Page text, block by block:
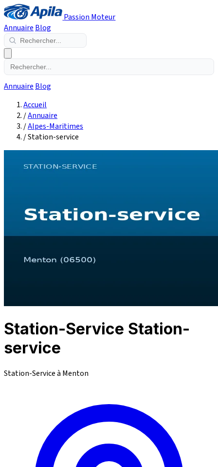
Passion Moteur
Annuaire Blog
Annuaire Blog
Accueil
/Annuaire
/Alpes-Maritimes
/Station-service
Station-Service Station-
service
Station-Service à Menton